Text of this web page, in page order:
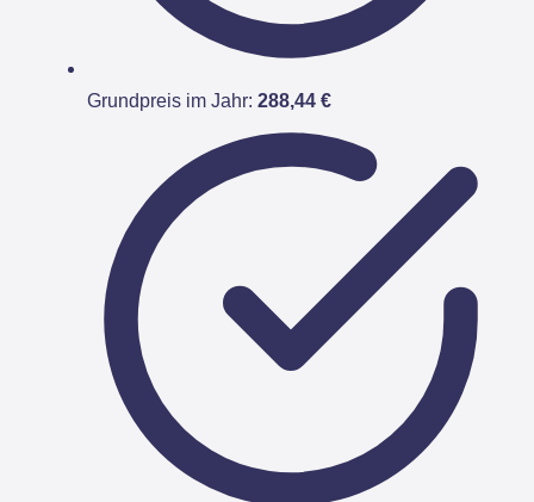
Grundpreis im Jahr: 288,44 €